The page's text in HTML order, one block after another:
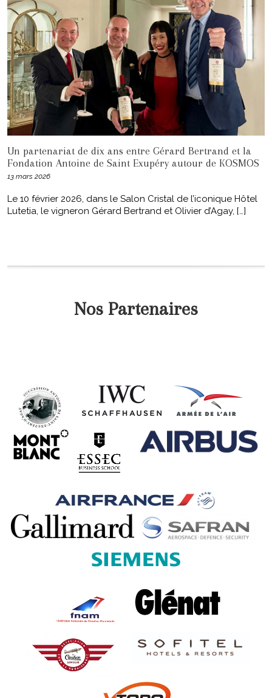
Un partenariat de dix ans entre Gérard Bertrand et la
Fondation Antoine de Saint Exupéry autour de KOSMOS
13 mars 2026
Le 10 février 2026, dans le Salon Cristal de l’iconique Hôtel
Lutetia, le vigneron Gérard Bertrand et Olivier d’Agay, […]
Nos Partenaires